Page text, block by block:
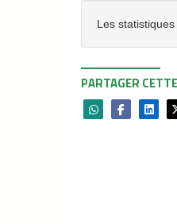
Les
PARTAGER